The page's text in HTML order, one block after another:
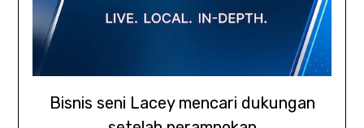
Bisnis seni Lacey mencari dukungan